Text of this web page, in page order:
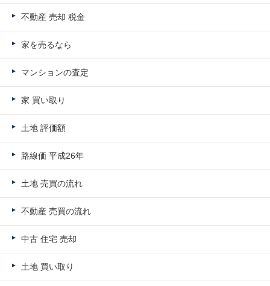
不動産 売却 税金
家を売るなら
マンションの査定
家 買い取り
土地 評価額
路線価 平成26年
土地 売買の流れ
不動産 売買の流れ
中古 住宅 売却
土地 買い取り